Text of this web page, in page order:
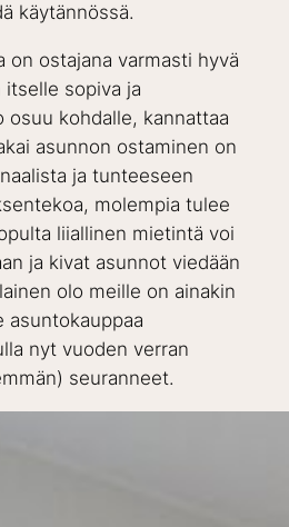
käytännössä.
on ostajana varmasti hyvä
itselle sopiva ja
osuu kohdalle, kannattaa
asunnon ostaminen on
ja tunteeseen
molempia tulee
liiallinen mietintä voi
ja kivat asunnot viedään
olo meille on ainakin
nyt vuoden verran
seuranneet.